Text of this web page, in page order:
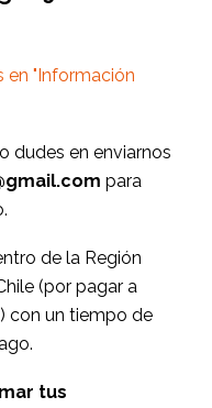
en "Información
dudes en enviarnos
para
de la Región
(por pagar a
con un tiempo de
tus